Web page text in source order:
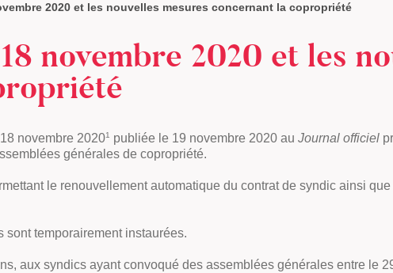
2020 et les nouvelles mesures concernant la copropriété
novembre 2020 et les
novembre 20201 publiée le 19 novembre 2020 auJournal officiel
générales de copropriété.
le renouvellement automatique du contrat de syndic ainsi
temporairement instaurées.
aux syndics ayant convoqué des assemblées générales entre le